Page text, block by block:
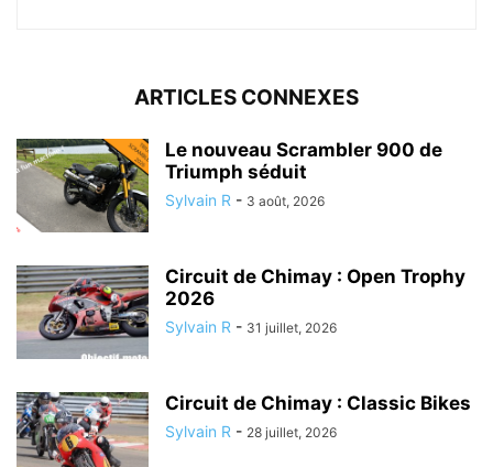
ARTICLES CONNEXES
Le nouveau Scrambler 900 de
Triumph séduit
Sylvain R - 3 août, 2026
Circuit de Chimay : Open Trophy
2026
Sylvain R - 31 juillet, 2026
Circuit de Chimay : Classic Bikes
Sylvain R - 28 juillet, 2026